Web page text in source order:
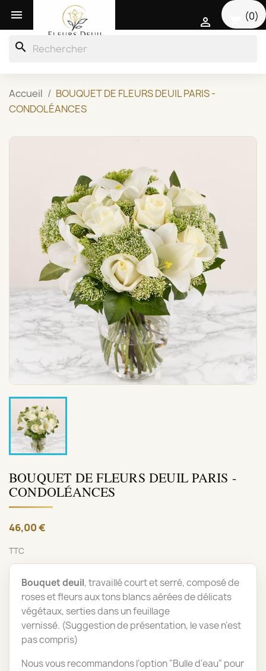
 (0)

search
Accueil
BOUQUET DE FLEURS DEUIL PARIS -
CONDOLÉANCES
BOUQUET DE FLEURS DEUIL PARIS -
CONDOLÉANCES
46,00 €
TTC
Bouquet deuil, travaillé court et serré, composé de
roses et fleurs aux tons blancs aérées de délicats
végétaux, serties dans un feuillage
vernissé. (Suggestion de présentation, le vase n'est
pas compris)
Nous vous recommandons l'option "Bulle d'eau" pour